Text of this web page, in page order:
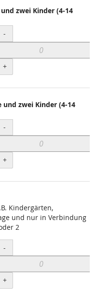
zwei Kinder (4-14
Menge
-
+
und zwei Kinder (4-14
Menge
-
+
Kindergärten,
und nur in Verbindung
2
Menge
-
+